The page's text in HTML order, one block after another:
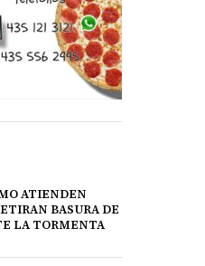
ATIENDEN
BASURA DE
LA TORMENTA